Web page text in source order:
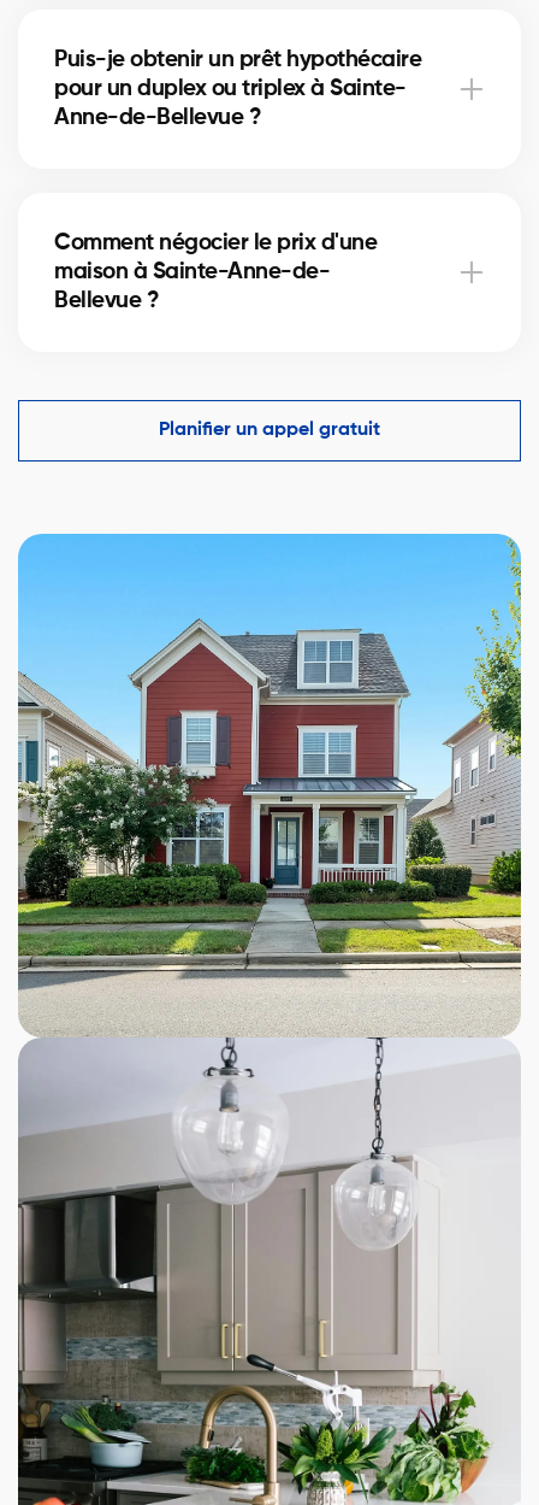
prévoyance et la gestion de la copropriété. Nos
courtiers vous guident pour éviter les mauvaises
surprises.
Puis-je obtenir un prêt hypothécaire
pour un duplex ou triplex à Sainte-
Anne-de-Bellevue ?
immeubles locatifs. Ils vous aident à financer votre
projet immobilier et optimiser votre mise de fonds.
Comment négocier le prix d'une
maison à Sainte-Anne-de-
Bellevue ?
comparables du marché à Sainte-Anne-de-
Bellevue et vous aide à faire une offre compétitive
tout en protégeant vos intérêts.
Planifier un appel gratuit